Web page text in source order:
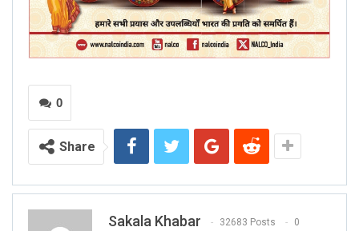
0
Share
Sakala Khabar 32683 Posts 0